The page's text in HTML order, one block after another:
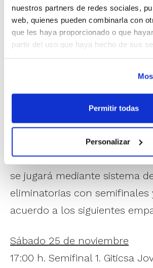
nuestros partners de redes sociales,
web, quienes pueden combinarla con
que les haya proporcionado o que
partir del uso que haya hecho de sus
Permitir todas
Personalizar
Popular CB Tavernes e
Cabo Mar.
, que
los días27 y 28 de enero
clasificación de los equipos
juego.
La Copa Junior del próximo
se jugará mediante sistema
eliminatorias con semifinales
acuerdo a los siguientes
Sábado 25 de noviembre
17:00 h. Semifinal 1. Giticsa